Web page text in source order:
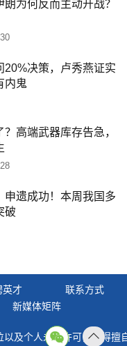
为何反而主动开战？
20%决策，卢秀燕证实
内鬼
高端武器库存告急，
申遗成功！本周我国多
破
英才
联系方式
新媒体矩阵
及个人未经许可，不得擅